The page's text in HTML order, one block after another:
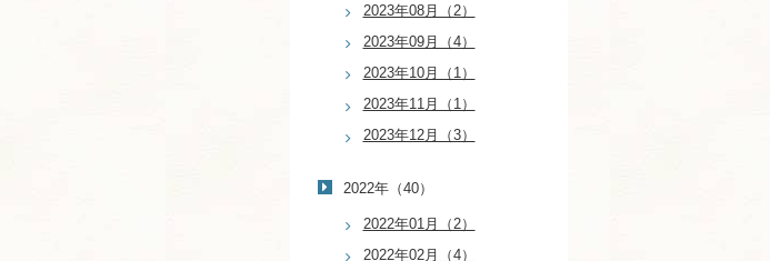
2023年08月（2）
2023年09月（4）
2023年10月（1）
2023年11月（1）
2023年12月（3）
2022年（40）
2022年01月（2）
2022年02月（4）